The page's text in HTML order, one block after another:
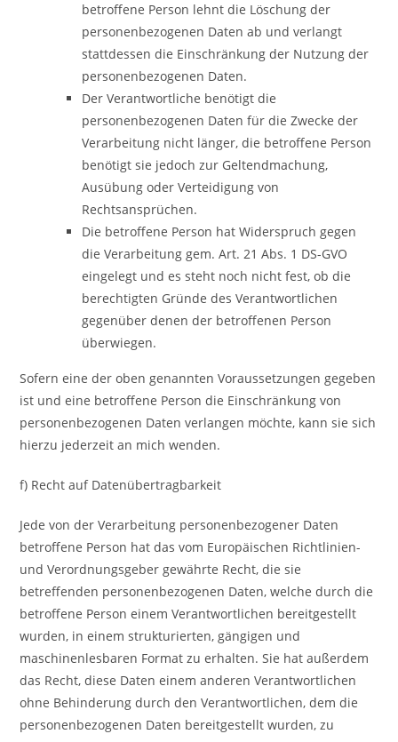
betroffene Person lehnt die Löschung der
personenbezogenen Daten ab und verlangt
stattdessen die Einschränkung der Nutzung der
personenbezogenen Daten.
Der Verantwortliche benötigt die
personenbezogenen Daten für die Zwecke der
Verarbeitung nicht länger, die betroffene Person
benötigt sie jedoch zur Geltendmachung,
Ausübung oder Verteidigung von
Rechtsansprüchen.
Die betroffene Person hat Widerspruch gegen
die Verarbeitung gem. Art. 21 Abs. 1 DS-GVO
eingelegt und es steht noch nicht fest, ob die
berechtigten Gründe des Verantwortlichen
gegenüber denen der betroffenen Person
überwiegen.
Sofern eine der oben genannten Voraussetzungen gegeben
ist und eine betroffene Person die Einschränkung von
personenbezogenen Daten verlangen möchte, kann sie sich
hierzu jederzeit an mich wenden.
f) Recht auf Datenübertragbarkeit
Jede von der Verarbeitung personenbezogener Daten
betroffene Person hat das vom Europäischen Richtlinien-
und Verordnungsgeber gewährte Recht, die sie
betreffenden personenbezogenen Daten, welche durch die
betroffene Person einem Verantwortlichen bereitgestellt
wurden, in einem strukturierten, gängigen und
maschinenlesbaren Format zu erhalten. Sie hat außerdem
das Recht, diese Daten einem anderen Verantwortlichen
ohne Behinderung durch den Verantwortlichen, dem die
personenbezogenen Daten bereitgestellt wurden, zu